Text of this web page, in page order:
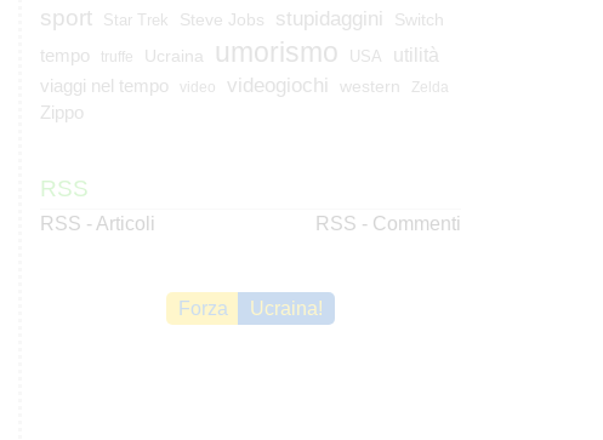
sport Star Trek Steve Jobs stupidaggini
Switch
tempo
truffe Ucraina umorismo USA
utilità
viaggi nel tempo
video videogiochi western Zelda
Zippo
RSS
RSS - Articoli RSS - Commenti
Forza Ucraina!